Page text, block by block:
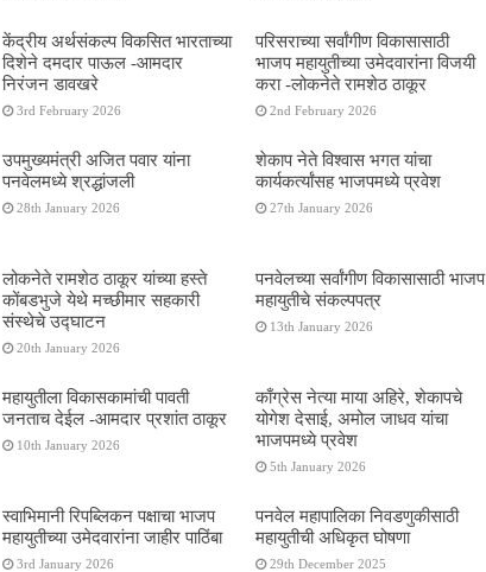
केंद्रीय अर्थसंकल्प विकसित भारताच्या
दिशेने दमदार पाऊल -आमदार
निरंजन डावखरे
3rd February 2026
परिसराच्या सर्वांगीण विकासासाठी
भाजप महायुतीच्या उमेदवारांना विजयी
करा -लोकनेते रामशेठ ठाकूर
2nd February 2026
उपमुख्यमंत्री अजित पवार यांना
पनवेलमध्ये श्रद्धांजली
28th January 2026
शेकाप नेते विश्वास भगत यांचा
कार्यकर्त्यांसह भाजपमध्ये प्रवेश
27th January 2026
लोकनेते रामशेठ ठाकूर यांच्या हस्ते
कोंबडभुजे येथे मच्छीमार सहकारी
संस्थेचे उद्घाटन
20th January 2026
पनवेलच्या सर्वांगीण विकासासाठी भाजप
महायुतीचे संकल्पपत्र
13th January 2026
महायुतीला विकासकामांची पावती
जनताच देईल -आमदार प्रशांत ठाकूर
10th January 2026
काँग्रेस नेत्या माया अहिरे, शेकापचे
योगेश देसाई, अमोल जाधव यांचा
भाजपमध्ये प्रवेश
5th January 2026
स्वाभिमानी रिपब्लिकन पक्षाचा भाजप
महायुतीच्या उमेदवारांना जाहीर पाठिंबा
3rd January 2026
पनवेल महापालिका निवडणुकीसाठी
महायुतीची अधिकृत घोषणा
29th December 2025